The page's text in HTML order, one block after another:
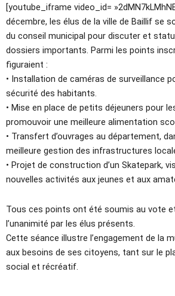
[youtube_iframe video_id=
décembre, les élus de la ville de Baillif se
du conseil municipal pour discuter et
dossiers importants. Parmi les points
figuraient :
• Installation de caméras de surveillance
sécurité des habitants.
• Mise en place de petits déjeuners pour
promouvoir une meilleure alimentation
• Transfert d’ouvrages au département,
meilleure gestion des infrastructures
• Projet de construction d’un Skatepark,
nouvelles activités aux jeunes et aux
Tous ces points ont été soumis au vote
l’unanimité par les élus présents.
Cette séance illustre l’engagement de la
aux besoins de ses citoyens, tant sur le
social et récréatif.